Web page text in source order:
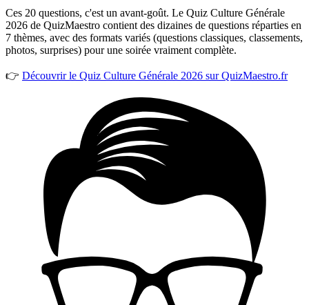
Ces 20 questions, c'est un avant-goût. Le Quiz Culture Générale
2026 de QuizMaestro contient des dizaines de questions réparties en
7 thèmes, avec des formats variés (questions classiques, classements,
photos, surprises) pour une soirée vraiment complète.
👉 Découvrir le Quiz Culture Générale 2026 sur QuizMaestro.fr